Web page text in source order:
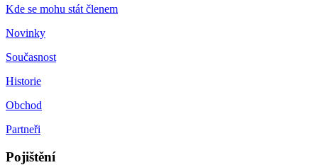
Kde se mohu stát členem
Novinky
Současnost
Historie
Obchod
Partneři
Pojištění